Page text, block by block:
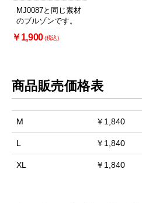
MJ0087と同じ素材
のブルゾンです。
￥1,900(税込)
商品販売価格表
M ￥1,840
L ￥1,840
XL ￥1,840